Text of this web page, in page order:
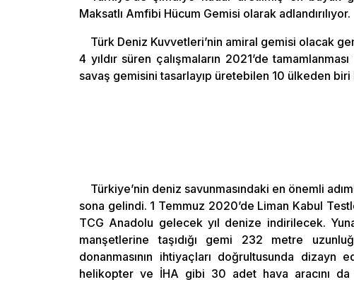
Maksatlı Amfibi Hücum Gemisi olarak adlandırılıyor.
Türk Deniz Kuvvetleri’nin amiral gemisi olacak
4 yıldır süren çalışmaların 2021’de
savaş gemisini tasarlayıp üretebilen 10 ülkeden
Türkiye’nin deniz savunmasındaki en önemli
sona gelindi. 1 Temmuz 2020’de Liman Kabul
TCG Anadolu gelecek yıl denize indirilecek.
manşetlerine taşıdığı gemi 232 metre
donanmasının ihtiyaçları doğrultusunda
helikopter ve İHA gibi 30 adet hava aracını da